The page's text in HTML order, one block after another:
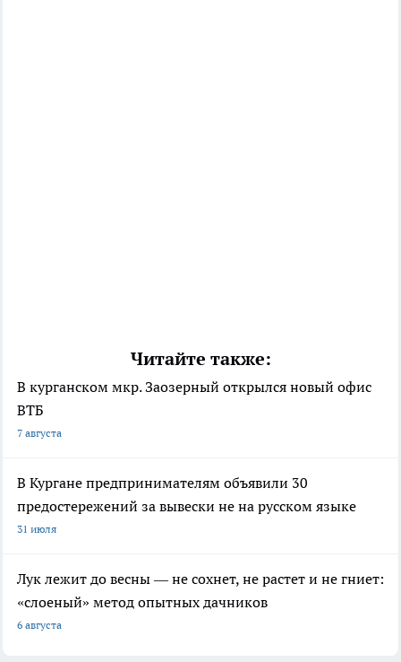
Читайте также:
В курганском мкр. Заозерный открылся новый офис
ВТБ
7 августа
В Кургане предпринимателям объявили 30
предостережений за вывески не на русском языке
31 июля
Лук лежит до весны — не сохнет, не растет и не гниет:
«слоеный» метод опытных дачников
6 августа